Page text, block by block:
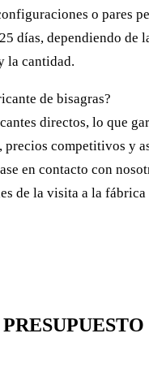
o pares
días, dependiendo de
la cantidad.
de bisagras?
directos, lo que
precios competitivos y
en contacto con
de la visita a la fábrica